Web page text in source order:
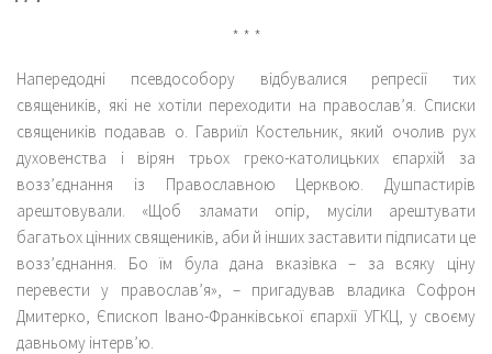
* * *
Напередодні псевдособору відбувалися репресії тих
священиків, які не хотіли переходити на православ’я. Списки
священиків подавав о. Гавриїл Костельник, який очолив рух
духовенства і вірян трьох греко-католицьких єпархій за
возз’єднання із Православною Церквою. Душпастирів
арештовували. «Щоб зламати опір, мусіли арештувати
багатьох цінних священиків, аби й інших заставити підписати це
возз’єднання. Бо їм була дана вказівка – за всяку ціну
перевести у православ’я», – пригадував владика Софрон
Дмитерко, Єпископ Івано-Франківської єпархії УГКЦ, у своєму
давньому інтерв’ю.